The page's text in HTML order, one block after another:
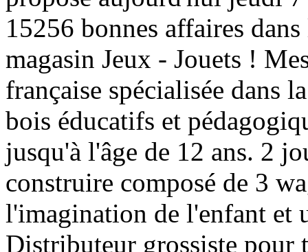
15256 bonnes affaires
magasin Jeux - Jouets !
française spécialisée dans
bois éducatifs et
jusqu'à l'âge de 12 ans. 2
construire composé de 3
l'imagination de l'enfant
Distributeur grossiste pour